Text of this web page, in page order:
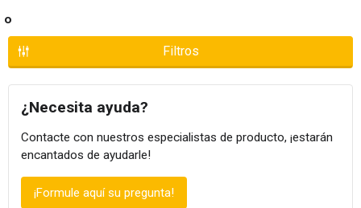
Skip navigation
o
Filtros
¿Necesita ayuda?
Contacte con nuestros especialistas de producto, ¡estarán
encantados de ayudarle!
¡Formule aquí su pregunta!